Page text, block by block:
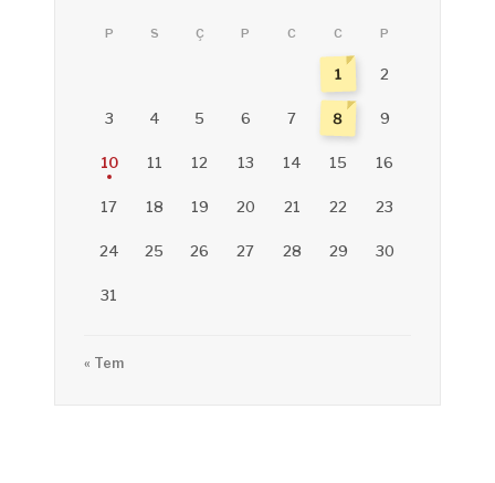
P S Ç P C C P
1 2
3 4 5 6 7 8 9
10 11 12 13 14 15 16
17 18 19 20 21 22 23
24 25 26 27 28 29 30
31
« Tem